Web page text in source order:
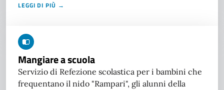
LEGGI DI PIÙ →
Mangiare a scuola
Servizio di Refezione scolastica per i bambini che
frequentano il nido "Rampari", gli alunni della